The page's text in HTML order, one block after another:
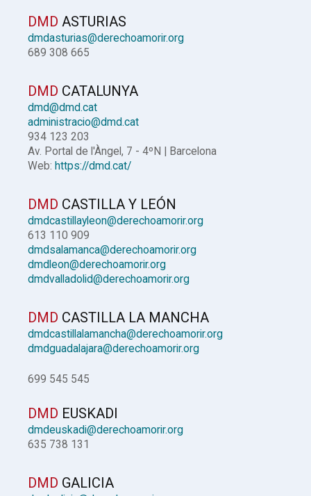
DMD ASTURIAS
dmdasturias@derechoamorir.org
689 308 665
DMD CATALUNYA
dmd@dmd.cat
administracio@dmd.cat
934 123 203
Av. Portal de l'Àngel, 7 - 4ºN | Barcelona
Web: https://dmd.cat/
DMD CASTILLA Y LEÓN
dmdcastillayleon@derechoamorir.org
613 110 909
dmdsalamanca@derechoamorir.org
dmdleon@derechoamorir.org
dmdvalladolid@derechoamorir.org
DMD CASTILLA LA MANCHA
dmdcastillalamancha@derechoamorir.org
dmdguadalajara@derechoamorir.org
699 545 545
DMD EUSKADI
dmdeuskadi@derechoamorir.org
635 738 131
DMD GALICIA